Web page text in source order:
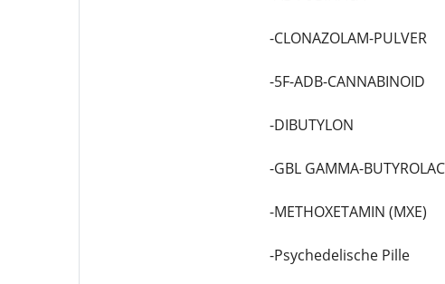
-CLONAZOLAM-PULVER
-5F-ADB-CANNABINOID
-DIBUTYLON
-GBL GAMMA-
-METHOXETAMIN (MXE)
-Psychedelische Pille